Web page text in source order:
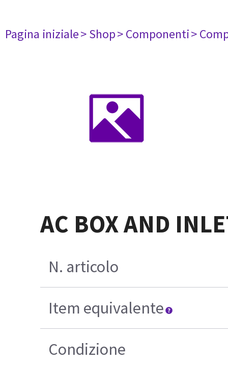
Pagina iniziale> Shop> Componenti>
AC BOX AND
N. articolo
Item equivalente
Condizione